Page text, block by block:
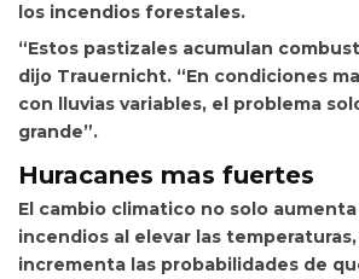
los incendios forestales.
“Estos pastizales acumulan
dijo Trauernicht. “En condiciones
con lluvias variables, el problema
grande”.
Huracanes mas fuertes
El cambio climatico no solo
incendios al elevar las
incrementa las probabilidades de